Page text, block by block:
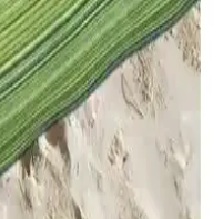
önerileriyle estetik ve
küvet, dinlenme köşeleri ve
artırır.
8812: Çok
kullanım alanları ve
edilerek karşılaştırıldı.